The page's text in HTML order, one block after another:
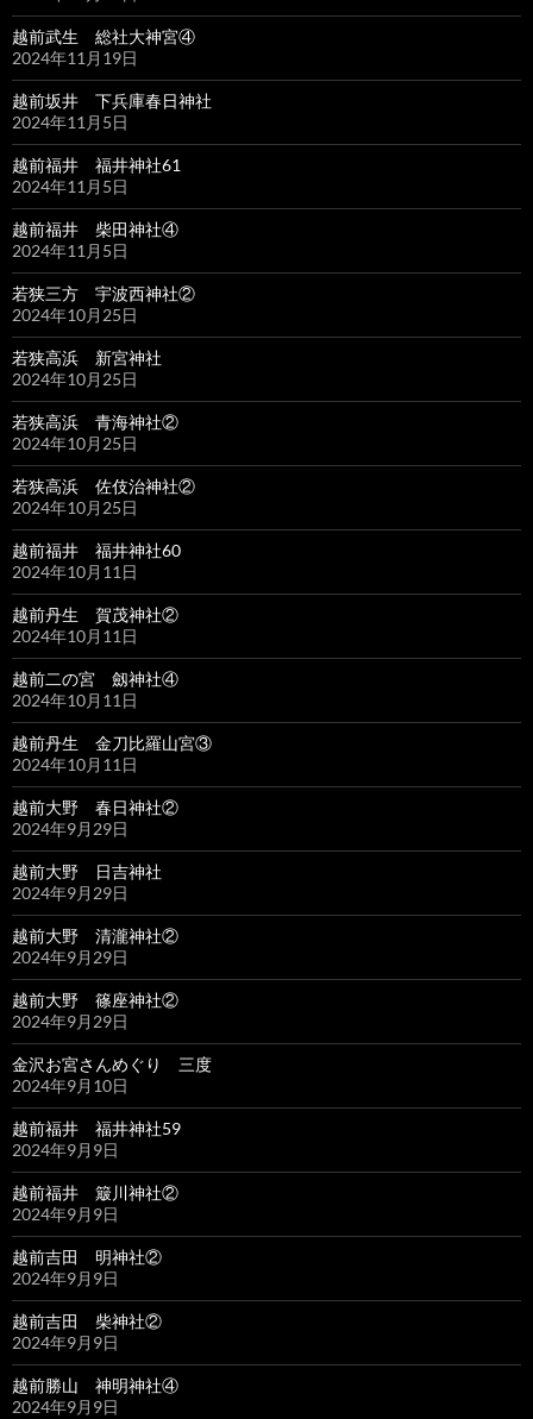
越前武生 総社大神宮④
2024年11月19日
越前坂井 下兵庫春日神社
2024年11月5日
越前福井 福井神社61
2024年11月5日
越前福井 柴田神社④
2024年11月5日
若狭三方 宇波西神社②
2024年10月25日
若狭高浜 新宮神社
2024年10月25日
若狭高浜 青海神社②
2024年10月25日
若狭高浜 佐伎治神社②
2024年10月25日
越前福井 福井神社60
2024年10月11日
越前丹生 賀茂神社②
2024年10月11日
越前二の宮 劔神社④
2024年10月11日
越前丹生 金刀比羅山宮③
2024年10月11日
越前大野 春日神社②
2024年9月29日
越前大野 日吉神社
2024年9月29日
越前大野 清瀧神社②
2024年9月29日
越前大野 篠座神社②
2024年9月29日
金沢お宮さんめぐり 三度
2024年9月10日
越前福井 福井神社59
2024年9月9日
越前福井 簸川神社②
2024年9月9日
越前吉田 明神社②
2024年9月9日
越前吉田 柴神社②
2024年9月9日
越前勝山 神明神社④
2024年9月9日